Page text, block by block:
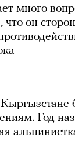
много
он
Год